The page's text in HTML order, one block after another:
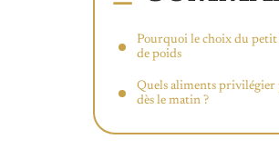
Pourquoi le choix du petit
de poids
Quels aliments privilégier
dès le matin ?